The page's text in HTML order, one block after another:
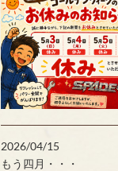
2026/04/15
もう四月・・・